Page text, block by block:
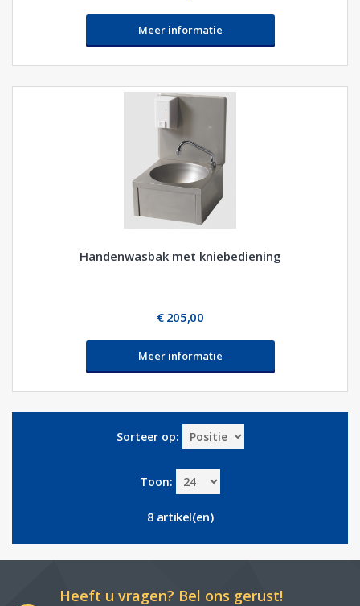
Meer informatie
Handenwasbak met kniebediening
€ 205,00
Meer informatie
Sorteer op:
Toon:
8 artikel(en)
Heeft u vragen? Bel ons gerust!